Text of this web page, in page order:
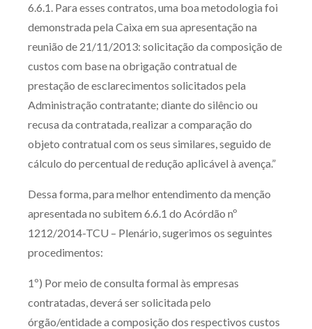
6.6.1. Para esses contratos, uma boa metodologia foi
demonstrada pela Caixa em sua apresentação na
reunião de 21/11/2013: solicitação da composição de
custos com base na obrigação contratual de
prestação de esclarecimentos solicitados pela
Administração contratante; diante do silêncio ou
recusa da contratada, realizar a comparação do
objeto contratual com os seus similares, seguido de
cálculo do percentual de redução aplicável à avença.”
Dessa forma, para melhor entendimento da menção
apresentada no subitem 6.6.1 do Acórdão nº
1212/2014-TCU – Plenário, sugerimos os seguintes
procedimentos:
1º) Por meio de consulta formal às empresas
contratadas, deverá ser solicitada pelo
órgão/entidade a composição dos respectivos custos